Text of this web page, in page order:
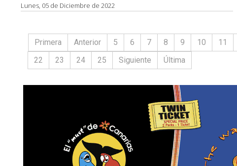
Lunes, 05 de Diciembre de 2022
Primera Anterior 5 6 7 8 9 10 11
22
23 24 25 Siguiente Última